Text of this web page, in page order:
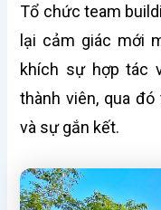
Tổ chức team
lại cảm giác mới
khích sự hợp tác
thành viên, qua
và sự gắn kết.